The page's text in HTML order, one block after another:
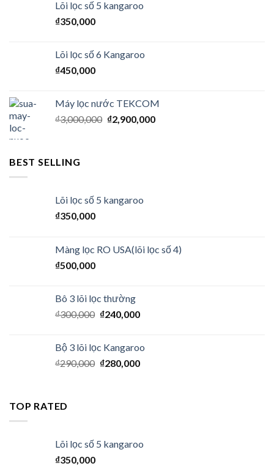
Lõi lọc số 5 kangaroo
₫350,000
Lõi lọc số 6 Kangaroo
₫450,000
Máy lọc nước TEKCOM
₫3,000,000 ₫2,900,000
BEST SELLING
Lõi lọc số 5 kangaroo
₫350,000
Màng lọc RO USA(lõi lọc số 4)
₫500,000
Bô 3 lõi lọc thường
₫300,000 ₫240,000
Bộ 3 lõi lọc Kangaroo
₫290,000 ₫280,000
TOP RATED
Lõi lọc số 5 kangaroo
₫350,000